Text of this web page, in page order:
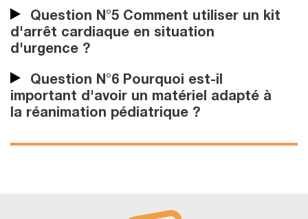
Question N°5 Comment utiliser un kit
d'arrêt cardiaque en situation
d'urgence ?
Question N°6 Pourquoi est-il
important d'avoir un matériel adapté à
la réanimation pédiatrique ?